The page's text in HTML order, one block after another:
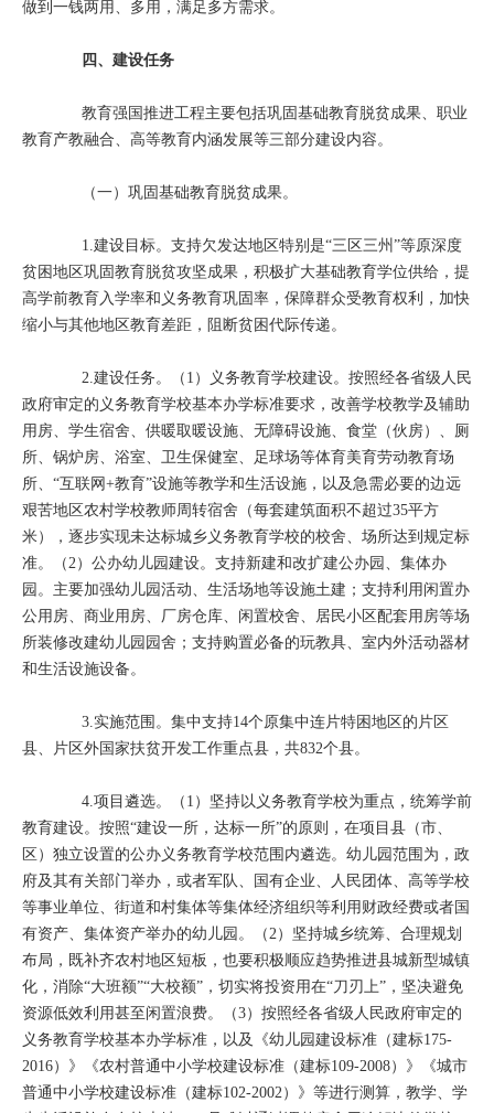
做到一钱两用、多用，满足多方需求。
四、建设任务
教育强国推进工程主要包括巩固基础教育脱贫成果、职业
教育产教融合、高等教育内涵发展等三部分建设内容。
（一）巩固基础教育脱贫成果。
1.建设目标。支持欠发达地区特别是“三区三州”等原深度
贫困地区巩固教育脱贫攻坚成果，积极扩大基础教育学位供给，提
高学前教育入学率和义务教育巩固率，保障群众受教育权利，加快
缩小与其他地区教育差距，阻断贫困代际传递。
2.建设任务。（1）义务教育学校建设。按照经各省级人民
政府审定的义务教育学校基本办学标准要求，改善学校教学及辅助
用房、学生宿舍、供暖取暖设施、无障碍设施、食堂（伙房）、厕
所、锅炉房、浴室、卫生保健室、足球场等体育美育劳动教育场
所、“互联网+教育”设施等教学和生活设施，以及急需必要的边远
艰苦地区农村学校教师周转宿舍（每套建筑面积不超过35平方
米），逐步实现未达标城乡义务教育学校的校舍、场所达到规定标
准。（2）公办幼儿园建设。支持新建和改扩建公办园、集体办
园。主要加强幼儿园活动、生活场地等设施土建；支持利用闲置办
公用房、商业用房、厂房仓库、闲置校舍、居民小区配套用房等场
所装修改建幼儿园园舍；支持购置必备的玩教具、室内外活动器材
和生活设施设备。
3.实施范围。集中支持14个原集中连片特困地区的片区
县、片区外国家扶贫开发工作重点县，共832个县。
4.项目遴选。（1）坚持以义务教育学校为重点，统筹学前
教育建设。按照“建设一所，达标一所”的原则，在项目县（市、
区）独立设置的公办义务教育学校范围内遴选。幼儿园范围为，政
府及其有关部门举办，或者军队、国有企业、人民团体、高等学校
等事业单位、街道和村集体等集体经济组织等利用财政经费或者国
有资产、集体资产举办的幼儿园。（2）坚持城乡统筹、合理规划
布局，既补齐农村地区短板，也要积极顺应趋势推进县城新型城镇
化，消除“大班额”“大校额”，切实将投资用在“刀刃上”，坚决避免
资源低效利用甚至闲置浪费。（3）按照经各省级人民政府审定的
义务教育学校基本办学标准，以及《幼儿园建设标准（建标175-
2016）》《农村普通中小学校建设标准（建标109-2008）》《城市
普通中小学校建设标准（建标102-2002）》等进行测算，教学、学